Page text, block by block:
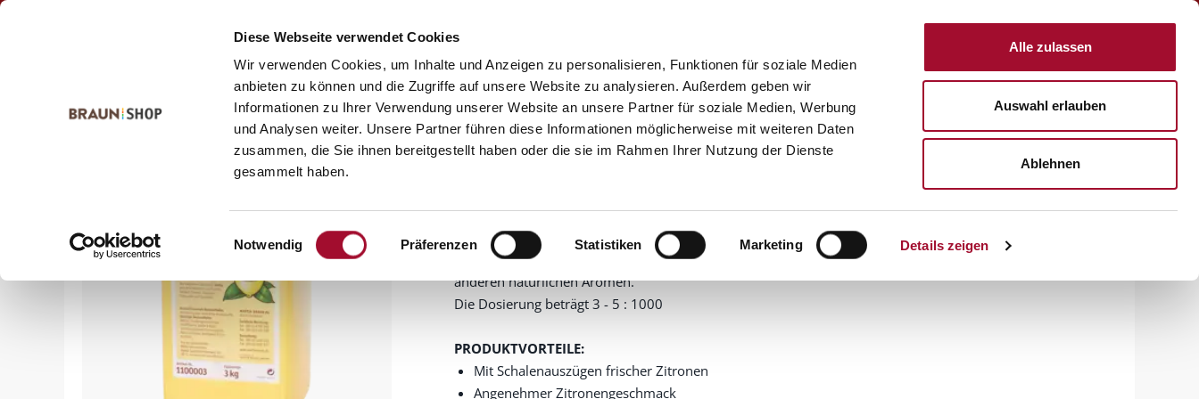
Diese Webseite verwendet Cookies
Wir verwenden Cookies, um Inhalte und Anzeigen zu personalisieren, Funktionen für soziale Medien
anbieten zu können und die Zugriffe auf unsere Website zu analysieren. Außerdem geben wir
Informationen zu Ihrer Verwendung unserer Website an unsere Partner für soziale Medien, Werbung
und Analysen weiter. Unsere Partner führen diese Informationen möglicherweise mit weiteren Daten
zusammen, die Sie ihnen bereitgestellt haben oder die sie im Rahmen Ihrer Nutzung der Dienste
gesammelt haben.
Einwilligungsauswahl
Notwendig Präferenzen Statistiken Marketing Details zeigen
Alle zulassen
Auswahl erlauben
Ablehnen
Zum
Zum
GRUPPE PRODUKTE SERVICE ÜBER UNS KARRIERE
Startseite alle Produkte Bäckerei Aromen Flüssige Aromen Sizilia
Sizilia
Zum Aromatisieren von Cremes, Glasuren und
Süßwaren mit natürlichem Zitronenaroma und
anderen natürlichen Aromen.
Die Dosierung beträgt 3 - 5 : 1000
PRODUKTVORTEILE:
Mit Schalenauszügen frischer Zitronen
Angenehmer Zitronengeschmack